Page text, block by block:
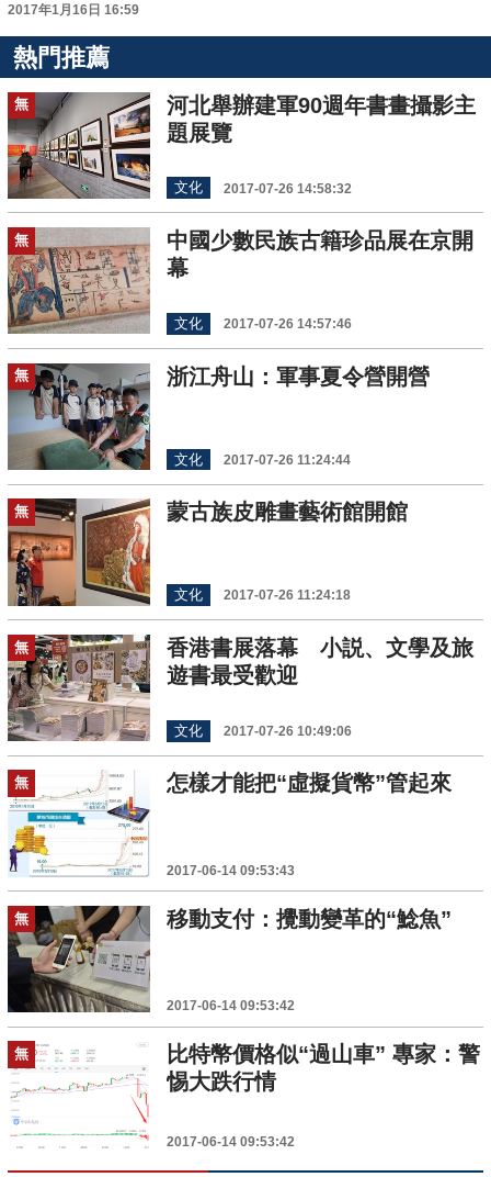
2017年1月16日 16:59
熱門推薦
無
河北舉辦建軍90週年書畫攝影主
題展覽
文化 2017-07-26 14:58:32
無
中國少數民族古籍珍品展在京開
幕
文化 2017-07-26 14:57:46
無 浙江舟山：軍事夏令營開營
文化 2017-07-26 11:24:44
無 蒙古族皮雕畫藝術館開館
文化 2017-07-26 11:24:18
無
香港書展落幕 小説、文學及旅
遊書最受歡迎
文化 2017-07-26 10:49:06
無 怎樣才能把“虛擬貨幣”管起來
2017-06-14 09:53:43
無 移動支付：攪動變革的“鯰魚”
2017-06-14 09:53:42
無
比特幣價格似“過山車” 專家：警
惕大跌行情
2017-06-14 09:53:42